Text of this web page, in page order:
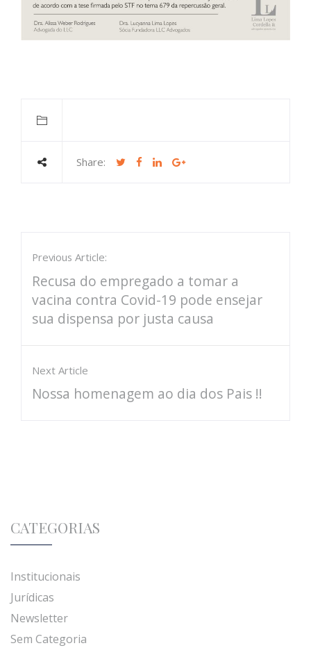
Share:
Previous Article:
Recusa do empregado a tomar a
vacina contra Covid-19 pode ensejar
sua dispensa por justa causa
Next Article
Nossa homenagem ao dia dos Pais !!
CATEGORIAS
Institucionais
Jurídicas
Newsletter
Sem Categoria